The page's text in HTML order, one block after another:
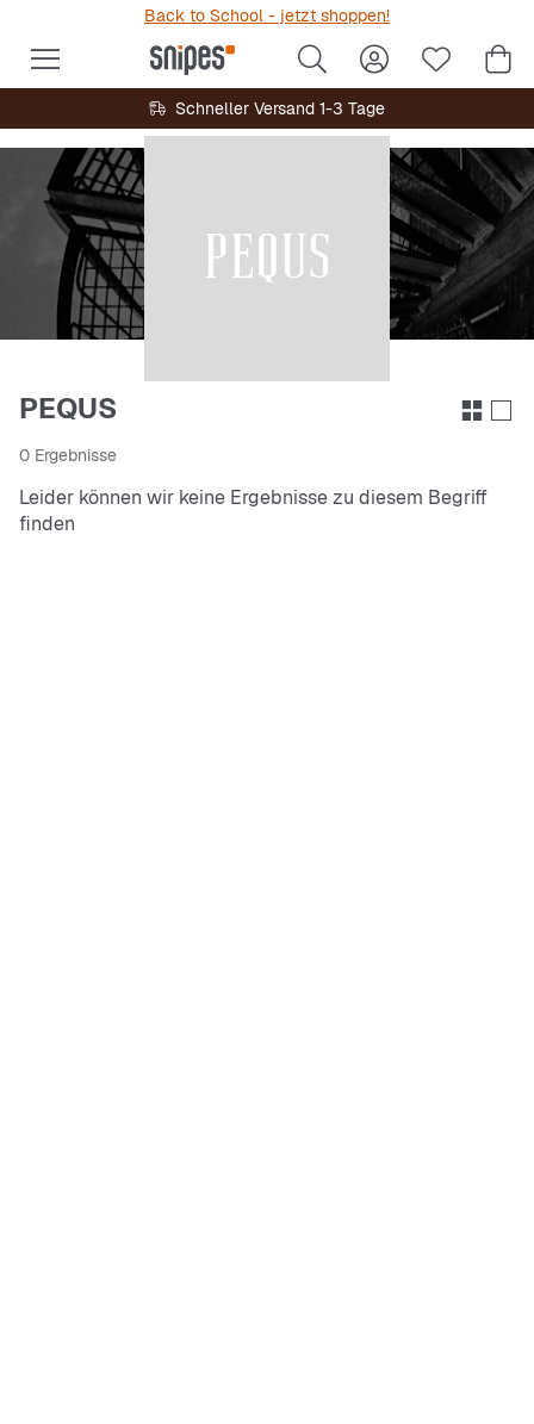
Back to School - jetzt shoppen!
Schneller Versand 1-3 Tage
PEQUS
0 Ergebnisse
Leider können wir keine Ergebnisse zu diesem Begriff
finden